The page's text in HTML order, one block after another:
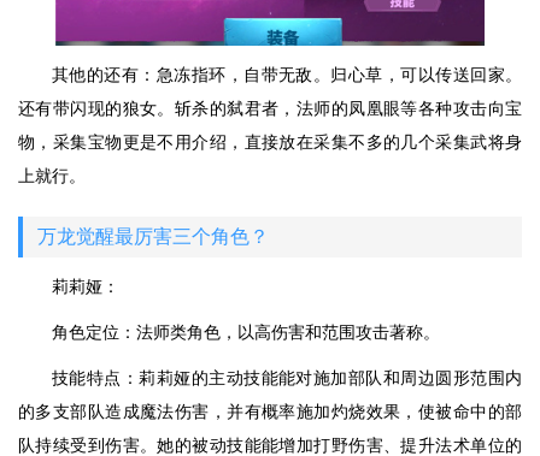
其他的还有：急冻指环，自带无敌。归心草，可以传送回家。
还有带闪现的狼女。斩杀的弑君者，法师的凤凰眼等各种攻击向宝
物，采集宝物更是不用介绍，直接放在采集不多的几个采集武将身
上就行。
万龙觉醒最厉害三个角色？
莉莉娅：
角色定位：法师类角色，以高伤害和范围攻击著称。
技能特点：莉莉娅的主动技能能对施加部队和周边圆形范围内
的多支部队造成魔法伤害，并有概率施加灼烧效果，使被命中的部
队持续受到伤害。她的被动技能能增加打野伤害、提升法术单位的